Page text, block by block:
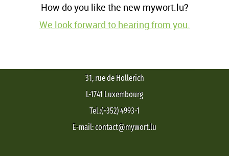
How do you like the new mywort.lu?
We look forward to hearing from you.
31, rue de Hollerich
L-1741 Luxembourg
Tel.:(+352) 4993-1
E-mail: contact@mywort.lu